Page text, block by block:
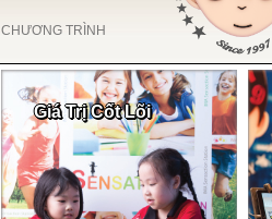
CHƯƠNG TRÌNH
Giá Trị Cốt Lõi